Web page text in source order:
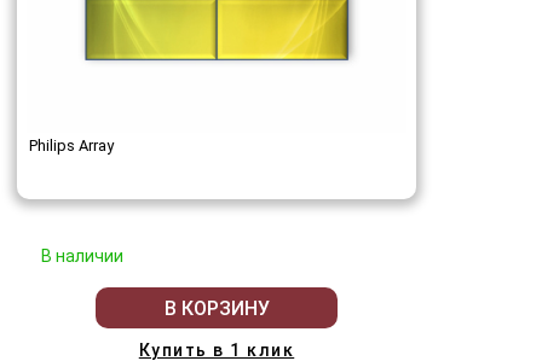
Philips Array
В наличии
В КОРЗИНУ
Купить в 1 клик